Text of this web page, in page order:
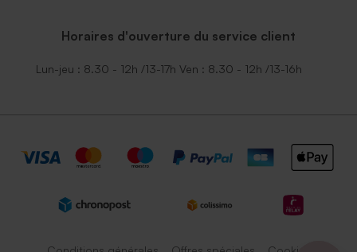
Horaires d'ouverture du service client
Lun-jeu : 8.30 - 12h /13-17h Ven : 8.30 - 12h /13-16h